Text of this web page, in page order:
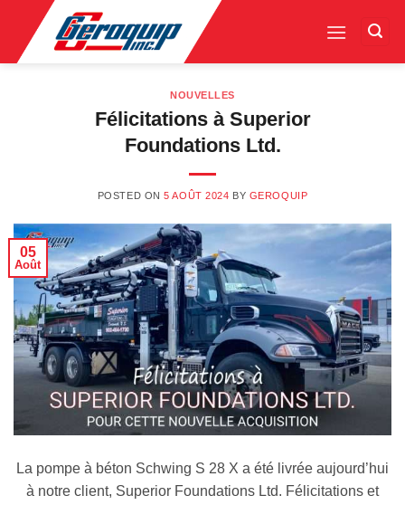
content
NOUVELLES
Félicitations à Superior
Foundations Ltd.
POSTED ON5 AOÛT 2024 BY GEROQUIP
05
Août
La pompe à béton Schwing S 28 X a été livrée aujourd’hui
à notre client, Superior Foundations Ltd. Félicitations et